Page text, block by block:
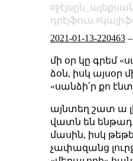
դրէյֆուս
2021-01-13-220463–
մի օր կը գրեմ
ձօն, իսկ այսօր
«սանձի՛ր քո
այնտեղ շատ ա
վատն են
մասին, իսկ
չափազանց